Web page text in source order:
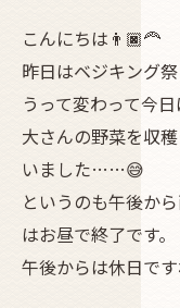
こんにちは👨🏿‍🦰
昨日はベジキング
うって変わって今
大さんの野菜を収
いました……😅
というのも午後か
はお昼で終了です。
午後からは休日です